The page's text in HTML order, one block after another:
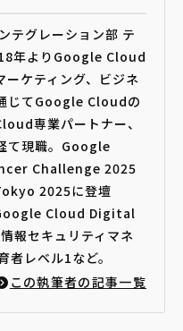
テグレーション部 テ
年よりGoogle Cloud
ーケティング、ビジネ
じてGoogle Cloudの
専業パートナー、
て現職。Google
Challenge 2025
2025に登壇
Cloud Digital
報セキュリティマネ
レベル1など。
この執筆者の記事一覧